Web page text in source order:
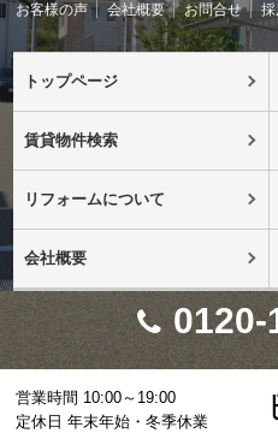
お客様の声
会社概要 お問合せ
トップページ
賃貸物件検索
リフォームについて
会社概要
0120-
営業時間 10:00～19:00
定休日 年末年始・冬季休業